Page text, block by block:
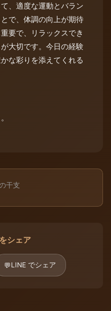
、適度な運動とバラン
で、体調の向上が期待
要で、リラックスでき
大切です。今日の経験
な彩りを添えてくれる
干支
シェア
💬LINE でシェア